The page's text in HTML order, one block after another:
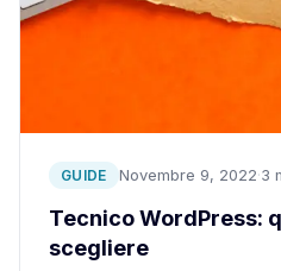
GUIDE Novembre 9, 2022·3
Tecnico WordPress:
scegliere